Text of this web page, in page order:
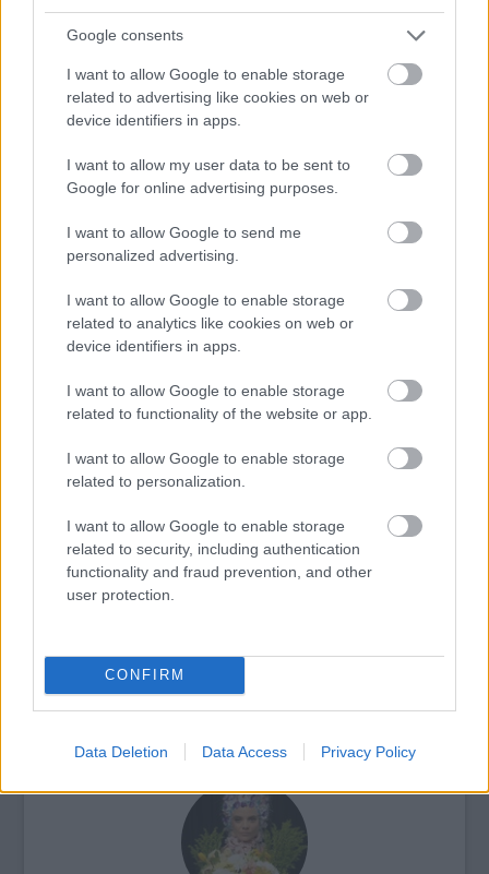
Google consents
I want to allow Google to enable storage
related to advertising like cookies on web or
device identifiers in apps.
I want to allow my user data to be sent to
Google for online advertising purposes.
I want to allow Google to send me
personalized advertising.
I want to allow Google to enable storage
related to analytics like cookies on web or
device identifiers in apps.
I want to allow Google to enable storage
related to functionality of the website or app.
I want to allow Google to enable storage
related to personalization.
I want to allow Google to enable storage
related to security, including authentication
functionality and fraud prevention, and other
user protection.
CONFIRM
Data Deletion Data Access Privacy Policy
fájdalmuknak adtak hangot, amint hírt
kaptak Kravcsenko tragédiájáról. A hercegnőt
lesújtotta a gyász. Ráadásul most Moszkva-
szerte azt találgatják, hogy Kravcsenko
halálának nem lehet-e köze a nyilvánosság
szálhoz.
Bűn
AZ EMBERSÉG ÜNNEPE
ZÁRT A DOMBOS FEST